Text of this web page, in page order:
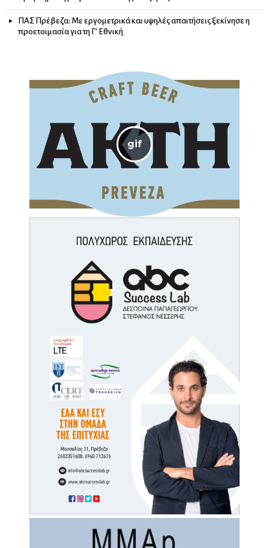
ΠΑΣ Πρέβεζα: Με εργομετρικά και υψηλές απαιτήσεις ξεκίνησε η
προετοιμασία για τη Γ’ Εθνική